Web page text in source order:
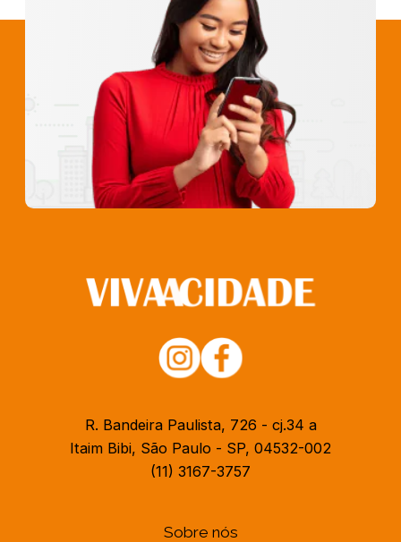
R. Bandeira Paulista, 726 - cj.34 a
Itaim Bibi, São Paulo - SP, 04532-002
(11) 3167-3757
Sobre nós